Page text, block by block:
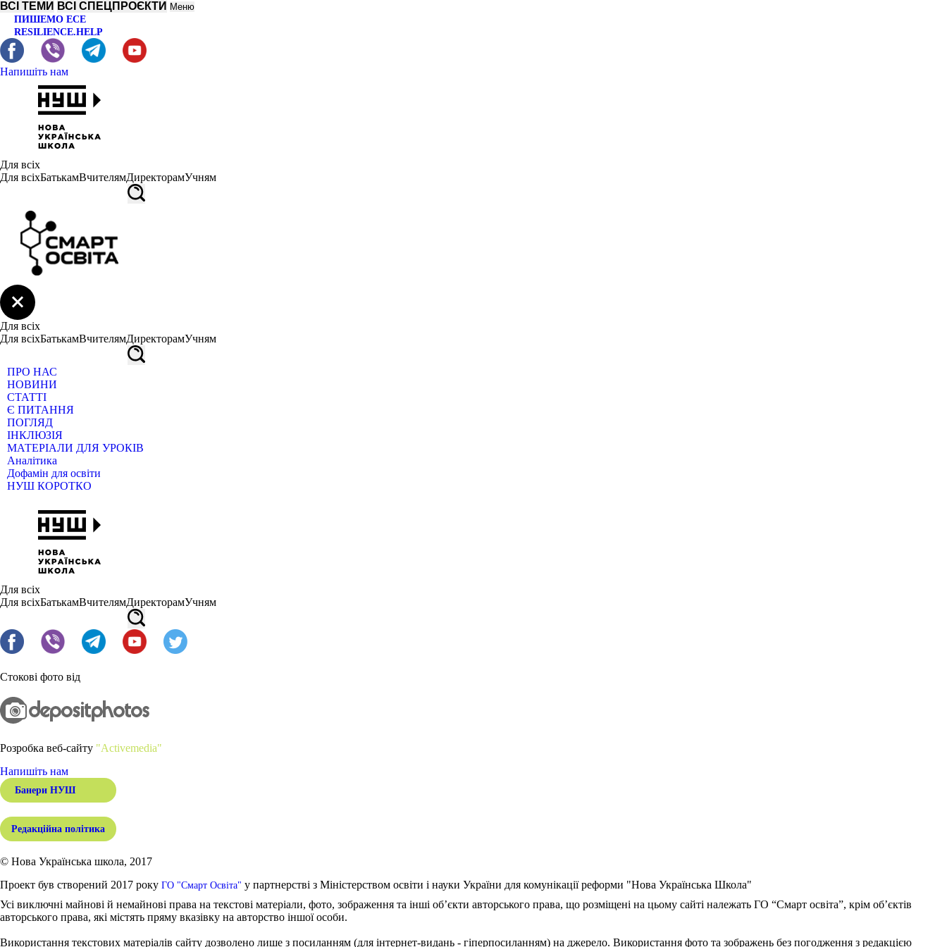
ВСІ ТЕМИ ВСІ СПЕЦПРОЄКТИ Меню
ПИШЕМО ЕСЕ
RESILIENCE.HELP
Напишіть нам
Для всіх
Для всіхБатькамВчителямДиректорамУчням
Для всіх
Для всіхБатькамВчителямДиректорамУчням
ПРО НАС
НОВИНИ
СТАТТІ
Є ПИТАННЯ
ПОГЛЯД
ІНКЛЮЗІЯ
МАТЕРІАЛИ ДЛЯ УРОКІВ
Аналітика
Дофамін для освіти
НУШ КОРОТКО
Для всіх
Для всіхБатькамВчителямДиректорамУчням
Стокові фото від
Розробка веб-сайту "Activemedia"
Напишіть нам
Банери НУШ
Редакційна політика
© Нова Українська школа, 2017
Проект був створений 2017 року ГО "Смарт Освіта" у партнерстві з Міністерством освіти і науки України для комунікації реформи "Нова Українська Школа"
Усі виключні майнові й немайнові права на текстові матеріали, фото, зображення та інші об’єкти авторського права, що розміщені на цьому сайті належать ГО “Смарт освіта”, крім об’єктів
авторського права, які містять пряму вказівку на авторство іншої особи.
Використання текстових матеріалів сайту дозволено лише з посиланням (для інтернет-видань - гіперпосиланням) на джерело. Використання фото та зображень без погодження з редакцією